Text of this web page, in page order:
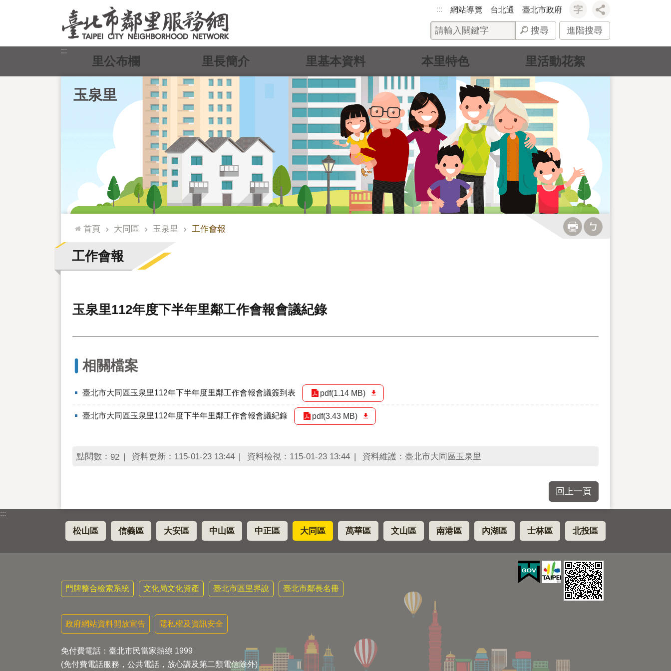
::: 網站導覽 台北通 臺北市政府
搜尋 進階搜尋
:::
玉泉里
里公布欄 里長簡介 里基本資料 本里特色 里活動花絮
::: 首頁 大同區 玉泉里 工作會報
工作會報
玉泉里112年度下半年里鄰工作會報會議紀錄
相關檔案
臺北市大同區玉泉里112年下半年度里鄰工作會報會議簽到表 pdf(1.14 MB)
臺北市大同區玉泉里112年度下半年里鄰工作會報會議紀錄 pdf(3.43 MB)
點閱數： 92 資料更新：115-01-23 13:44 資料檢視：115-01-23 13:44 資料維護：臺北市大同區玉泉里
回上一頁
:::
松山區 信義區 大安區 中山區 中正區 大同區 萬華區 文山區 南港區 內湖區 士林區 北投區
門牌整合檢索系統 文化局文化資產 臺北市區里界說 臺北市鄰長名冊
政府網站資料開放宣告 隱私權及資訊安全
免付費電話：臺北市民當家熱線 1999
(免付費電話服務，公共電話，放心講及第二類電信除外)